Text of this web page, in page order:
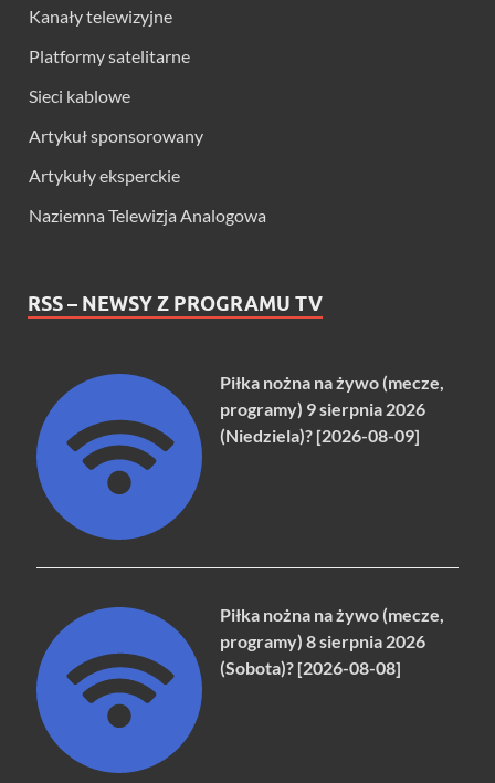
Kanały telewizyjne
Platformy satelitarne
Sieci kablowe
Artykuł sponsorowany
Artykuły eksperckie
Naziemna Telewizja Analogowa
RSS – NEWSY Z PROGRAMU TV
Piłka nożna na żywo (mecze,
programy) 9 sierpnia 2026
(Niedziela)? [2026-08-09]
Piłka nożna na żywo (mecze,
programy) 8 sierpnia 2026
(Sobota)? [2026-08-08]